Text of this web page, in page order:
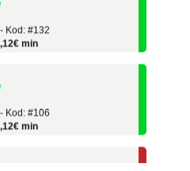
Kod: #132
min
Kod: #106
min